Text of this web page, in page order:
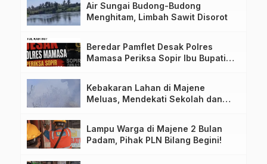
Air Sungai Budong-Budong
Menghitam, Limbah Sawit Disorot
Beredar Pamflet Desak Polres
Mamasa Periksa Sopir Ibu Bupati
Kebakaran Lahan di Majene
Meluas, Mendekati Sekolah dan
Lampu Warga di Majene 2 Bulan
Padam, Pihak PLN Bilang Begini!